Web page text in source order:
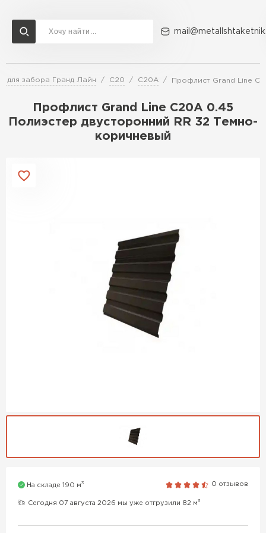
для забора Гранд Лайн C20 C20A Профлист Grand Line
Профлист Grand Line C20A 0.45
Полиэстер двусторонний RR 32 Темно-
коричневый
На складе 190 м3 0 отзывов
Сегодня 07 августа 2026 мы уже отгрузили 82 м3
Доставка и оплата Акции О компании Контакты
Перейти в каталог